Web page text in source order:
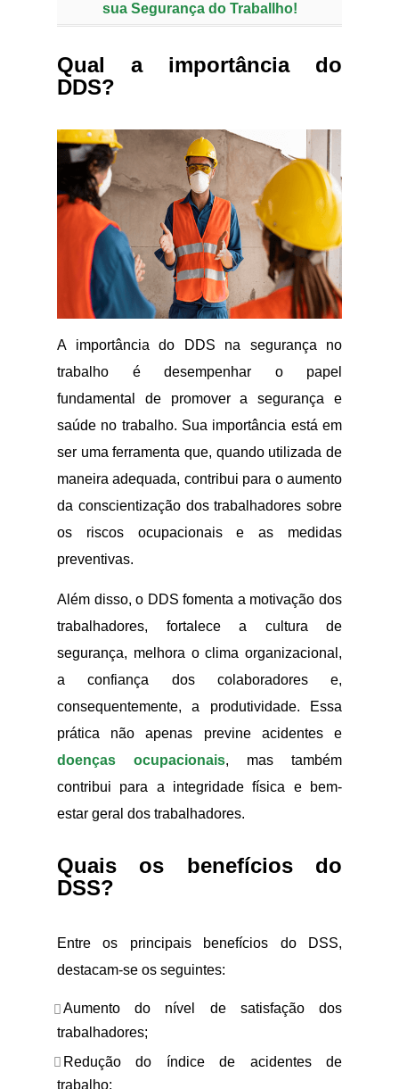
sua Segurança do Traballho!
Qual a importância do
DDS?
A importância do DDS na segurança no
trabalho é desempenhar o papel
fundamental de promover a segurança e
saúde no trabalho. Sua importância está em
ser uma ferramenta que, quando utilizada de
maneira adequada, contribui para o aumento
da conscientização dos trabalhadores sobre
os riscos ocupacionais e as medidas
preventivas.
Além disso, o DDS fomenta a motivação dos
trabalhadores, fortalece a cultura de
segurança, melhora o clima organizacional,
a confiança dos colaboradores e,
consequentemente, a produtividade. Essa
prática não apenas previne acidentes e
doenças ocupacionais, mas também
contribui para a integridade física e bem-
estar geral dos trabalhadores.
Quais os benefícios do
DSS?
Entre os principais benefícios do DSS,
destacam-se os seguintes:
Aumento do nível de satisfação dos
trabalhadores;
Redução do índice de acidentes de
trabalho;